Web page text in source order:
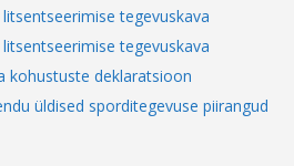
tegevuskava
tegevuskava
kohustuste deklaratsioon
üldised sporditegevuse piirangud